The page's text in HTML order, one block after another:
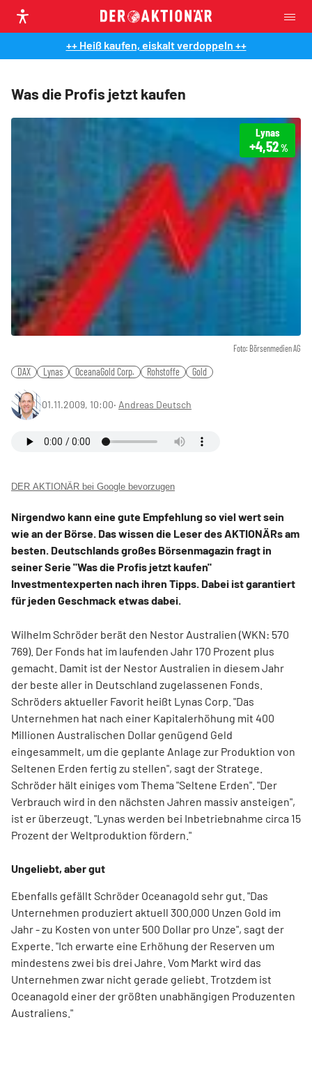
++ Heiß kaufen, eiskalt verdoppeln ++
Was die Profis jetzt kaufen
Foto: Börsenmedien AG
Lynas
+4,52%
DAX Lynas OceanaGold Corp. Rohstoffe Gold
01.11.2009, 10:00‧ Andreas Deutsch
DER AKTIONÄR bei Google bevorzugen
Nirgendwo kann eine gute Empfehlung so viel wert sein
wie an der Börse. Das wissen die Leser des AKTIONÄRs am
besten. Deutschlands großes Börsenmagazin fragt in
seiner Serie "Was die Profis jetzt kaufen"
Investmentexperten nach ihren Tipps. Dabei ist garantiert
für jeden Geschmack etwas dabei.
Wilhelm Schröder berät den Nestor Australien (WKN: 570
769). Der Fonds hat im laufenden Jahr 170 Prozent plus
gemacht. Damit ist der Nestor Australien in diesem Jahr
der beste aller in Deutschland zugelassenen Fonds.
Schröders aktueller Favorit heißt Lynas Corp. "Das
Unternehmen hat nach einer Kapitalerhöhung mit 400
Millionen Australischen Dollar genügend Geld
eingesammelt, um die geplante Anlage zur Produktion von
Seltenen Erden fertig zu stellen", sagt der Stratege.
Schröder hält einiges vom Thema "Seltene Erden". "Der
Verbrauch wird in den nächsten Jahren massiv ansteigen",
ist er überzeugt. "Lynas werden bei Inbetriebnahme circa 15
Prozent der Weltproduktion fördern."
Ungeliebt, aber gut
Ebenfalls gefällt Schröder Oceanagold sehr gut. "Das
Unternehmen produziert aktuell 300.000 Unzen Gold im
Jahr - zu Kosten von unter 500 Dollar pro Unze", sagt der
Experte. "Ich erwarte eine Erhöhung der Reserven um
mindestens zwei bis drei Jahre. Vom Markt wird das
Unternehmen zwar nicht gerade geliebt. Trotzdem ist
Oceanagold einer der größten unabhängigen Produzenten
Australiens."